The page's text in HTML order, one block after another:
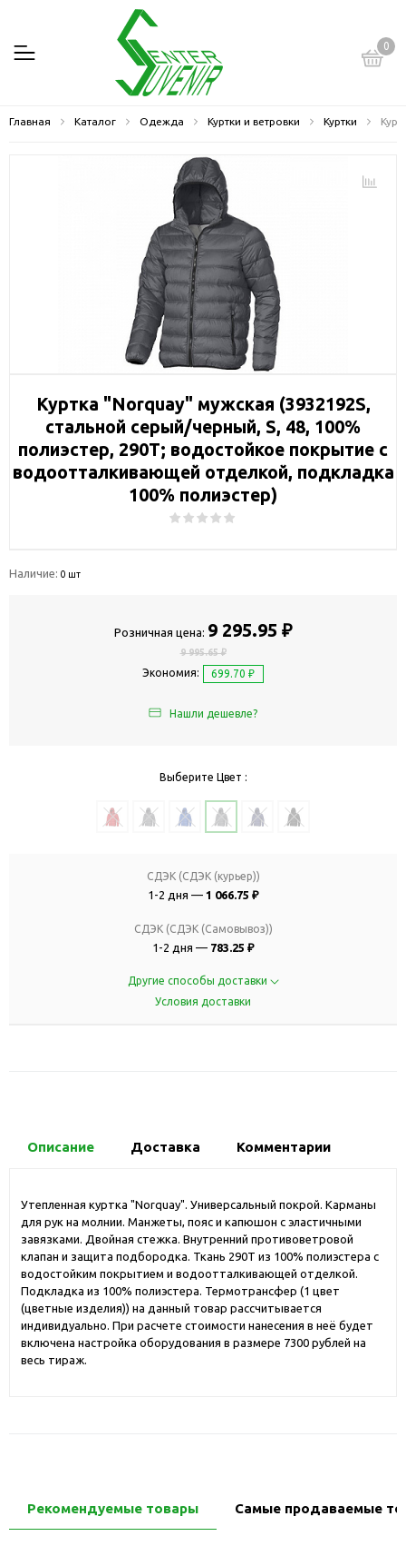
0
Главная Каталог Одежда Куртки и ветровки Куртки
Куртка "Norquay" мужская (3932192S,
стальной серый/черный, S, 48, 100%
полиэстер, 290Т; водостойкое покрытие с
водоотталкивающей отделкой, подкладка
100% полиэстер)
Наличие: 0 шт
Розничная цена: 9 295.95 ₽
9 995.65 ₽
Экономия: 699.70 ₽
Нашли дешевле?
Выберите Цвет :
СДЭК (СДЭК (курьер))
1-2 дня — 1 066.75 ₽
СДЭК (СДЭК (Самовывоз))
1-2 дня — 783.25 ₽
Другие способы доставки
Условия доставки
Описание Доставка Комментарии
Утепленная куртка "Norquay". Универсальный покрой. Карманы
для рук на молнии. Манжеты, пояс и капюшон с эластичными
завязками. Двойная стежка. Внутренний противоветровой
клапан и защита подбородка. Ткань 290Т из 100% полиэстера с
водостойким покрытием и водоотталкивающей отделкой.
Подкладка из 100% полиэстера. Термотрансфер (1 цвет
(цветные изделия)) на данный товар рассчитывается
индивидуально. При расчете стоимости нанесения в неё будет
включена настройка оборудования в размере 7300 рублей на
весь тираж.
Рекомендуемые товары Самые продаваемые